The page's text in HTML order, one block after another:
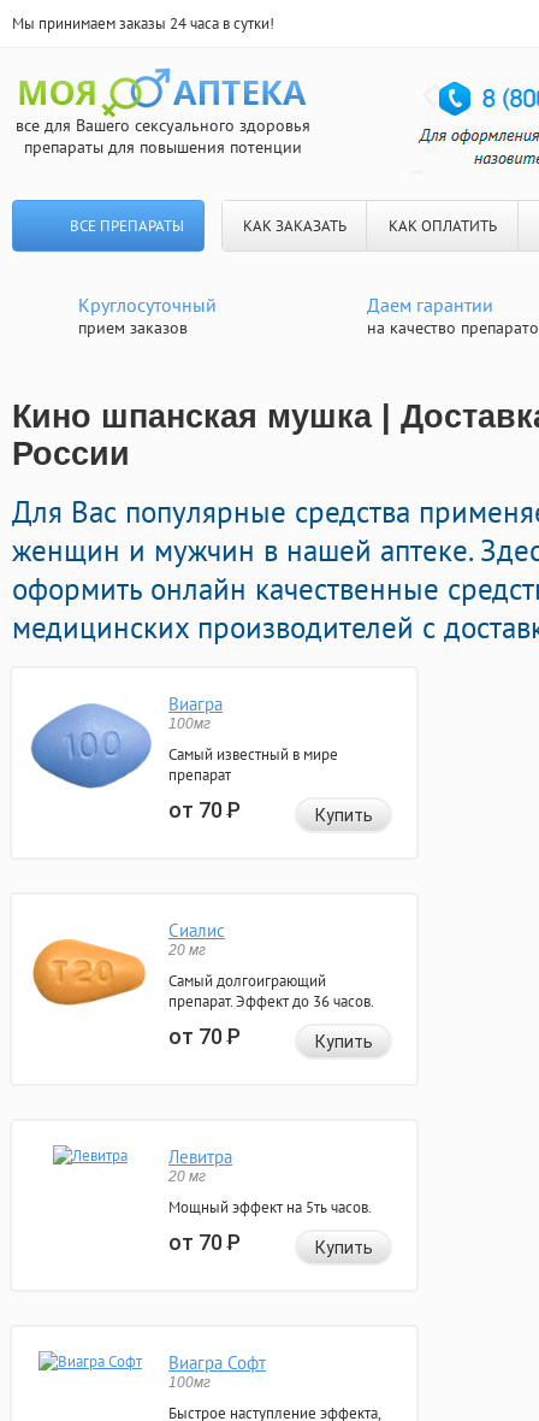
Мы принимаем заказы 24 часа в сутки!
все для Вашего сексуального здоровья
препараты для повышения потенции
ВСЕ ПРЕПАРАТЫ КАК ЗАКАЗАТЬ КАК ОПЛАТИТЬ
Круглосуточный
прием заказов
Даем гарантии
на качество
Кино шпанская мушка |
России
Для Вас популярные средства
женщин и мужчин в нашей аптеке.
оформить онлайн качественные
медицинских производителей с
Виагра
100мг
Самый известный в мире
препарат
от 70Р Купить
Сиалис
20 мг
Самый долгоиграющий
препарат. Эффект до 36 часов.
от 70Р Купить
Левитра
20 мг
Мощный эффект на 5ть часов.
от 70Р Купить
Виагра Софт
100мг
Быстрое наступление эффекта,